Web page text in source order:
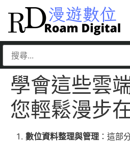
學會這些雲
您輕鬆漫步
數位資料整理與管理 ：這部